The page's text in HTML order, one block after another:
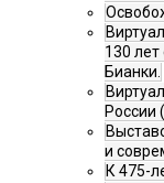
130
Бианки.
России
и
К 475-